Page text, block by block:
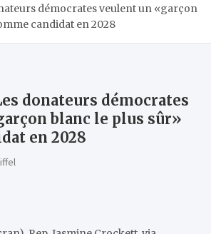
démocrates veulent un «garçon
candidat en 2028
donateurs démocrates
blanc le plus sûr»
en 2028